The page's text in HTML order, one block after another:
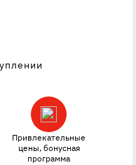
Привлекательные
цены, бонусная
программа